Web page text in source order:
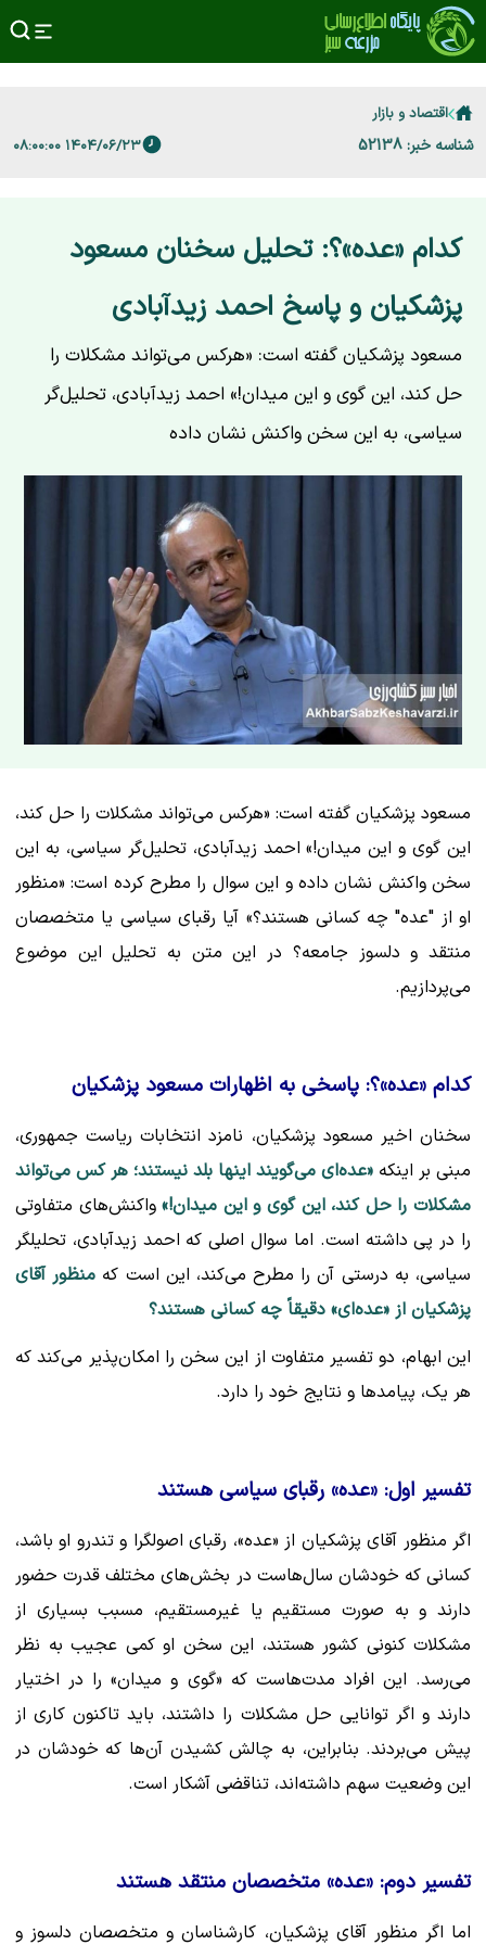
اقتصاد و بازار
شناسه خبر: 52138 ۱۴۰۴/۰۶/۲۳ ۰۸:۰۰:۰۰
کدام «عده»؟: تحلیل سخنان مسعود
پزشکیان و پاسخ احمد زیدآبادی
مسعود پزشکیان گفته است: «هرکس می‌تواند مشکلات را
حل کند، این گوی و این میدان!» احمد زیدآبادی، تحلیل‌گر
سیاسی، به این سخن واکنش نشان داده
مسعود پزشکیان گفته است: «هرکس می‌تواند مشکلات را حل کند،
این گوی و این میدان!» احمد زیدآبادی، تحلیل‌گر سیاسی، به این
سخن واکنش نشان داده و این سوال را مطرح کرده است: «منظور
او از "عده" چه کسانی هستند؟» آیا رقبای سیاسی یا متخصصان
منتقد و دلسوز جامعه؟ در این متن به تحلیل این موضوع
می‌پردازیم.
کدام «عده»؟: پاسخی به اظهارات مسعود پزشکیان
سخنان اخیر مسعود پزشکیان، نامزد انتخابات ریاست جمهوری،
مبنی بر اینکه «عده‌ای می‌گویند اینها بلد نیستند؛ هر کس می‌تواند
مشکلات را حل کند، این گوی و این میدان!»واکنش‌های متفاوتی
را در پی داشته است. اما سوال اصلی که احمد زیدآبادی، تحلیلگر
سیاسی، به درستی آن را مطرح می‌کند، این است که منظور آقای
پزشکیان از «عده‌ای» دقیقاً چه کسانی هستند؟
این ابهام، دو تفسیر متفاوت از این سخن را امکان‌پذیر می‌کند که
هر یک، پیامدها و نتایج خود را دارد.
تفسیر اول: «عده» رقبای سیاسی هستند
اگر منظور آقای پزشکیان از «عده»، رقبای اصولگرا و تندرو او باشد،
کسانی که خودشان سال‌هاست در بخش‌های مختلف قدرت حضور
دارند و به صورت مستقیم یا غیرمستقیم، مسبب بسیاری از
مشکلات کنونی کشور هستند، این سخن او کمی عجیب به نظر
می‌رسد. این افراد مدت‌هاست که «گوی و میدان» را در اختیار
دارند و اگر توانایی حل مشکلات را داشتند، باید تاکنون کاری از
پیش می‌بردند. بنابراین، به چالش کشیدن آن‌ها که خودشان در
این وضعیت سهم داشته‌اند، تناقضی آشکار است.
تفسیر دوم: «عده» متخصصان منتقد هستند
اما اگر منظور آقای پزشکیان، کارشناسان و متخصصان دلسوز و